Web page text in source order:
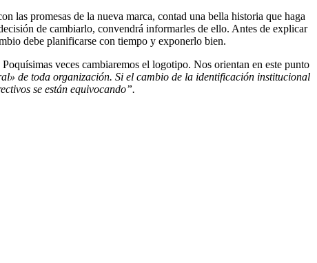
las promesas de la nueva marca, contad una bella historia que haga
de cambiarlo, convendrá informarles de ello. Antes de explicar
debe planificarse con tiempo y exponerlo bien.
veces cambiaremos el logotipo. Nos orientan en este punto
de toda organización. Si el cambio de la identificación institucional
se están equivocando”.